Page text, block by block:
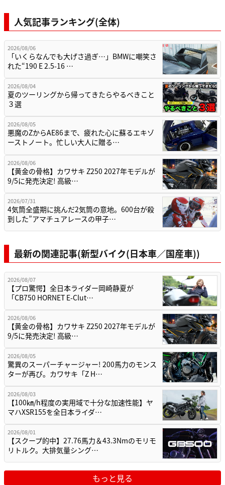
人気記事ランキング(全体)
2026/08/06
「いくらなんでも大げさ過ぎ…」BMWに嘲笑さ
れた“190 E 2.5-16 …
2026/08/04
夏のツーリングから帰ってきたらやるべきこと
３選
2026/08/05
悪魔のZからAE86まで、疲れた心に蘇るエキゾ
ーストノート。忙しい大人に贈る…
2026/08/06
【黄金の骨格】カワサキ Z250 2027年モデルが
9/5に発売決定! 高級…
2026/07/31
4気筒全盛期に挑んだ2気筒の意地。600台が殺
到した”アマチュアレースの甲子…
最新の関連記事(新型バイク(日本車／国産車))
2026/08/07
【プロ驚愕】全日本ライダー岡崎静夏が
「CB750 HORNET E-Clut…
2026/08/06
【黄金の骨格】カワサキ Z250 2027年モデルが
9/5に発売決定! 高級…
2026/08/05
驚異のスーパーチャージャー! 200馬力のモンス
ターが再び。カワサキ「Z H…
2026/08/03
【100㎞/h程度の実用域で十分な加速性能】ヤ
マハXSR155を全日本ライダ…
2026/08/01
【スクープ的中】27.76馬力＆43.3Nmのモリモ
リトルク。大排気量シング…
もっと見る